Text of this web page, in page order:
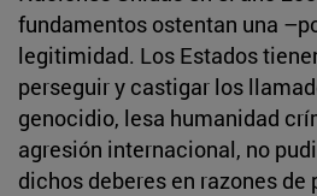
fundamentos ostentan una
legitimidad. Los Estados
perseguir y castigar los
genocidio, lesa humanidad
agresión internacional, no
dichos deberes en razones